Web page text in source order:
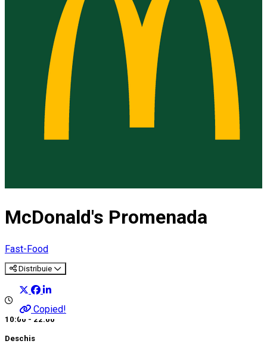
McDonald's Promenada
Fast-Food
Distribuie
Copied!
10:00 - 22:00
Deschis